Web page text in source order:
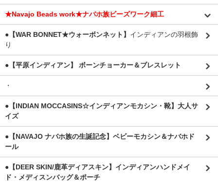
★Navajo Beads work★ナバホ族ビーズワーク細工
●【WAR BONNET★ウォーボンネット】 インディアンの羽根飾
り
●【平原インディアン】 ボーンチョーカー＆ブレスレット
・
●【INDIAN MOCCASINS☆インディアンモカシン・靴】大人サ
イズ
●【NAVAJO ナバホ族の生誕記念】ベビーモカシン＆ナバホド
ール
●【DEER SKIN/鹿革ディアスキン】インディアンハンドメイ
ド・メディスンバッグ＆ポーチ